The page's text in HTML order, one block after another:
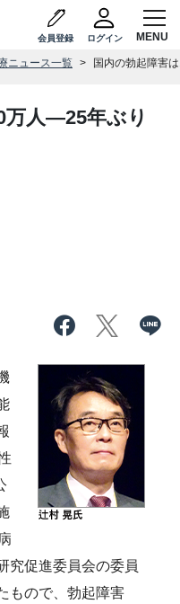
会員登録 ログイン
ニュース一覧 国内の勃起障害
万人―25年ぶり
究促進委員会の委員
もので、勃起障害